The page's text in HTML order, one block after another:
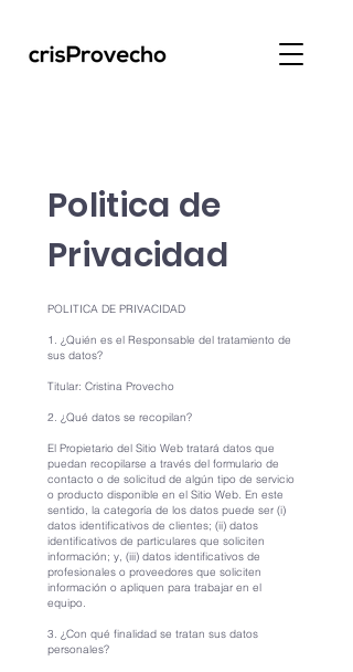
Politica de
Privacidad
POLITICA DE PRIVACIDAD
1. ¿Quién es el Responsable del tratamiento de
sus datos?
Titular: Cristina Provecho
2. ¿Qué datos se recopilan?
El Propietario del Sitio Web tratará datos que
puedan recopilarse a través del formulario de
contacto o de solicitud de algún tipo de servicio
o producto disponible en el Sitio Web. En este
sentido, la categoría de los datos puede ser (i)
datos identificativos de clientes; (ii) datos
identificativos de particulares que soliciten
información; y, (iii) datos identificativos de
profesionales o proveedores que soliciten
información o apliquen para trabajar en el
equipo.
3. ¿Con qué finalidad se tratan sus datos
personales?